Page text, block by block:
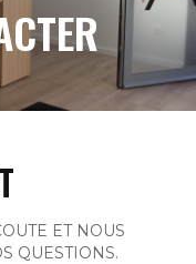
ET NOUS
QUESTIONS.